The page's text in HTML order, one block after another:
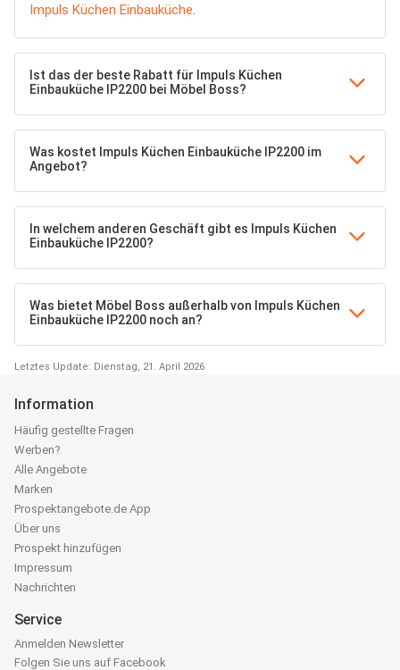
Impuls Küchen Einbauküche.
Ist das der beste Rabatt für Impuls Küchen
Einbauküche IP2200 bei Möbel Boss?
Was kostet Impuls Küchen Einbauküche IP2200 im
Angebot?
In welchem anderen Geschäft gibt es Impuls Küchen
Einbauküche IP2200?
Was bietet Möbel Boss außerhalb von Impuls Küchen
Einbauküche IP2200 noch an?
Letztes Update: Dienstag, 21. April 2026
Information
Häufig gestellte Fragen
Werben?
Alle Angebote
Marken
Prospektangebote.de App
Über uns
Prospekt hinzufügen
Impressum
Nachrichten
Service
Anmelden Newsletter
Folgen Sie uns auf Facebook